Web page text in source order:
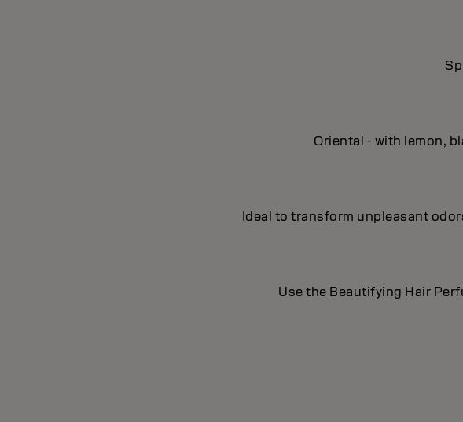
Oriental - with lemon,
Ideal to transform unpleasant
Use the Beautifying Hair